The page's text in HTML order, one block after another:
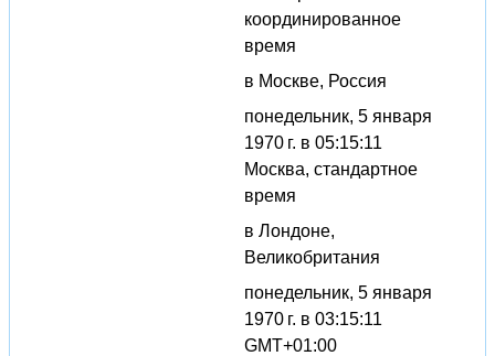
координированное
время
в Москве, Россия
понедельник, 5 января
1970 г. в 05:15:11
Москва, стандартное
время
в Лондоне,
Великобритания
понедельник, 5 января
1970 г. в 03:15:11
GMT+01:00